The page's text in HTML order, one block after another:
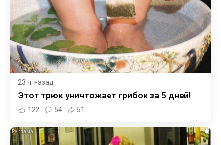
23 ч. назад
Этот трюк уничтожает грибок за 5 дней!
122 54 51
i